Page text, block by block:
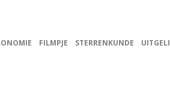
FILMPJE STERRENKUNDE